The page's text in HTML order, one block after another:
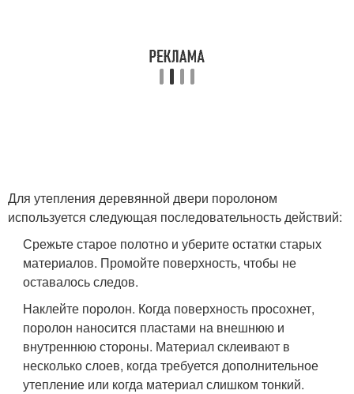
Для утепления деревянной двери поролоном
используется следующая последовательность действий:
Срежьте старое полотно и уберите остатки старых
материалов. Промойте поверхность, чтобы не
оставалось следов.
Наклейте поролон. Когда поверхность просохнет,
поролон наносится пластами на внешнюю и
внутреннюю стороны. Материал склеивают в
несколько слоев, когда требуется дополнительное
утепление или когда материал слишком тонкий.